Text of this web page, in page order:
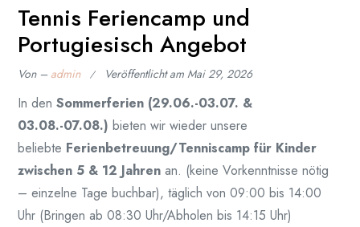
Tennis Feriencamp und
Portugiesisch Angebot
Von – admin Veröffentlicht amMai 29, 2026
In denSommerferien (29.06.-03.07. &
03.08.-07.08.) bieten wir wieder unsere
beliebte Ferienbetreuung/Tenniscamp für Kinder
zwischen 5 & 12 Jahrenan. (keine Vorkenntnisse nötig
– einzelne Tage buchbar), täglich von 09:00 bis 14:00
Uhr (Bringen ab 08:30 Uhr/Abholen bis 14:15 Uhr)